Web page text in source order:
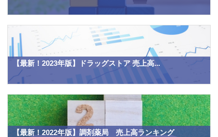
【最新！2023年版】ドラッグストア 売上高...
【最新！2022年版】調剤薬局 売上高ランキング